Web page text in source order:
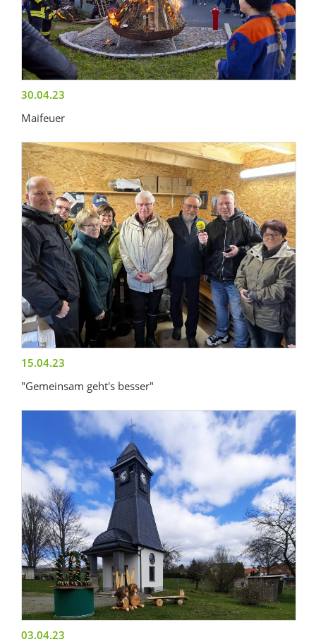
30.04.23
Maifeuer
15.04.23
"Gemeinsam geht's besser"
03.04.23